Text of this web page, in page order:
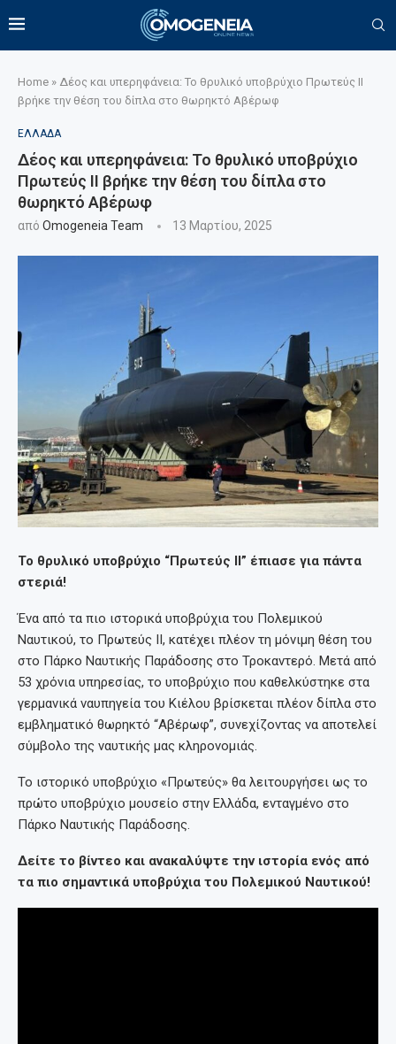
Home » Δέος και υπερηφάνεια: Το θρυλικό υποβρύχιο Πρωτεύς ΙΙ
βρήκε την θέση του δίπλα στο θωρηκτό Αβέρωφ
ΕΛΛΑΔΑ
Δέος και υπερηφάνεια: Το θρυλικό υποβρύχιο
Πρωτεύς ΙΙ βρήκε την θέση του δίπλα στο
θωρηκτό Αβέρωφ
από Omogeneia Team 13 Μαρτίου, 2025
Το θρυλικό υποβρύχιο “Πρωτεύς II” έπιασε για πάντα
στεριά!
Ένα από τα πιο ιστορικά υποβρύχια του Πολεμικού
Ναυτικού, το Πρωτεύς II, κατέχει πλέον τη μόνιμη θέση του
στο Πάρκο Ναυτικής Παράδοσης στο Τροκαντερό. Μετά από
53 χρόνια υπηρεσίας, το υποβρύχιο που καθελκύστηκε στα
γερμανικά ναυπηγεία του Κιέλου βρίσκεται πλέον δίπλα στο
εμβληματικό θωρηκτό “Αβέρωφ”, συνεχίζοντας να αποτελεί
σύμβολο της ναυτικής μας κληρονομιάς.
Το ιστορικό υποβρύχιο «Πρωτεύς» θα λειτουργήσει ως το
πρώτο υποβρύχιο μουσείο στην Ελλάδα, ενταγμένο στο
Πάρκο Ναυτικής Παράδοσης.
Δείτε το βίντεο και ανακαλύψτε την ιστορία ενός από
τα πιο σημαντικά υποβρύχια του Πολεμικού Ναυτικού!